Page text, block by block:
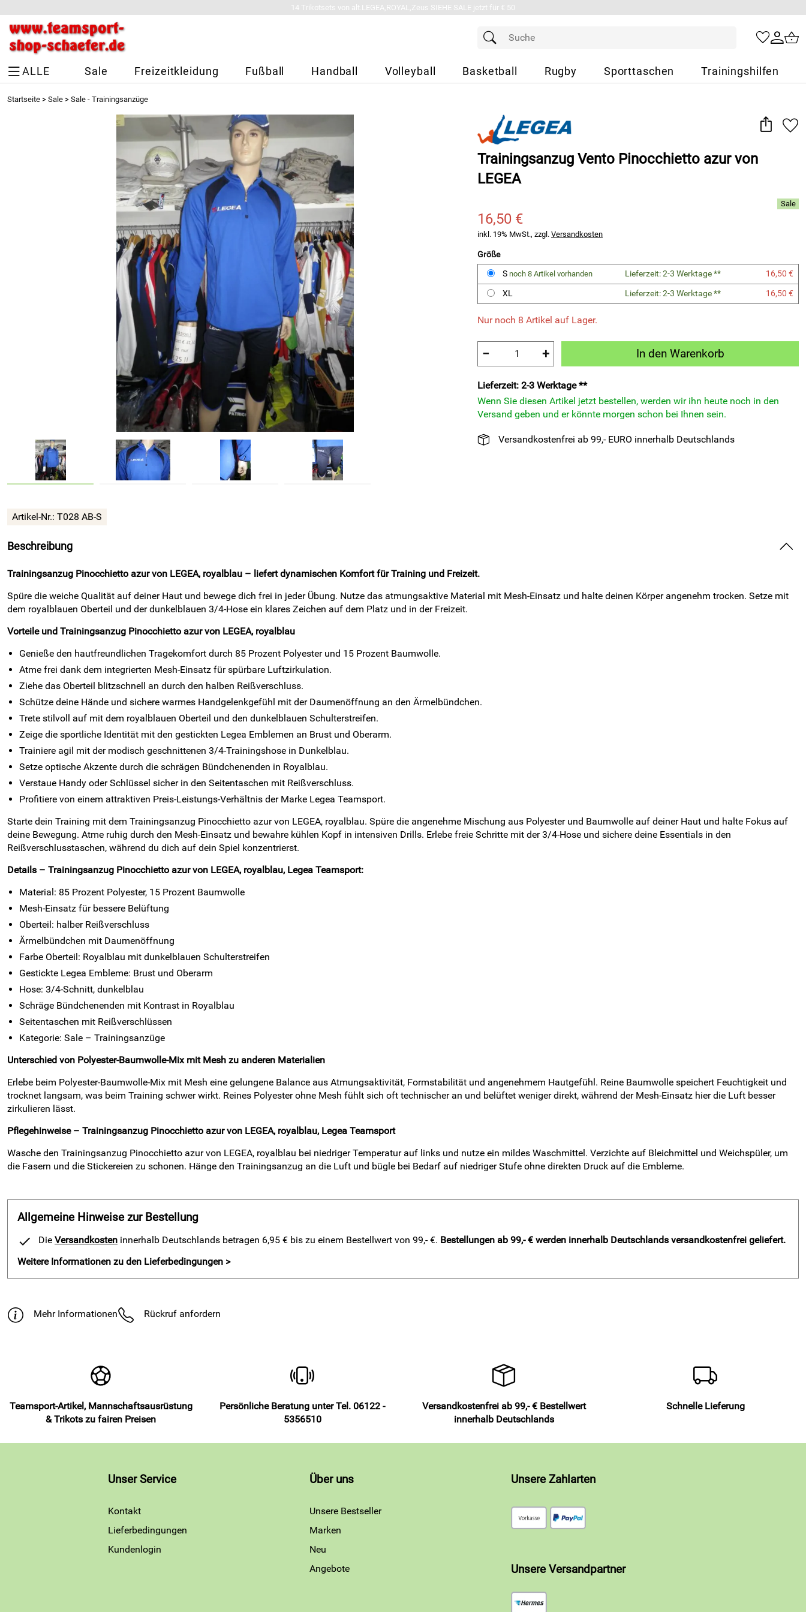
14 Trikotsets von alt.LEGEA,ROYAL,Zeus SIEHE SALE jetzt für € 50
ALLE Sale Freizeitkleidung Fußball Handball Volleyball Basketball Rugby Sporttaschen Trainingshilfen
Startseite > Sale > Sale - Trainingsanzüge
Trainingsanzug Vento Pinocchietto azur von
LEGEA
16,50 €
inkl. 19% MwSt., zzgl. Versandkosten
Größe
S noch 8 Artikel vorhanden Lieferzeit: 2-3 Werktage **
16,50 €
XL
Lieferzeit: 2-3 Werktage ** 16,50 €
Nur noch 8 Artikel auf Lager.
− + In den Warenkorb
Lieferzeit: 2-3 Werktage **
Wenn Sie diesen Artikel jetzt bestellen, werden wir ihn heute noch in den
Versand geben und er könnte morgen schon bei Ihnen sein.
Versandkostenfrei ab 99,- EURO innerhalb Deutschlands
Artikel-Nr.: T028 AB-S
Beschreibung
Trainingsanzug Pinocchietto azur von LEGEA, royalblau – liefert dynamischen Komfort für Training und Freizeit.
Spüre die weiche Qualität auf deiner Haut und bewege dich frei in jeder Übung. Nutze das atmungsaktive Material mit Mesh-Einsatz und halte deinen Körper angenehm trocken. Setze mit
dem royalblauen Oberteil und der dunkelblauen 3/4-Hose ein klares Zeichen auf dem Platz und in der Freizeit.
Vorteile und Trainingsanzug Pinocchietto azur von LEGEA, royalblau
Genieße den hautfreundlichen Tragekomfort durch 85 Prozent Polyester und 15 Prozent Baumwolle.
Atme frei dank dem integrierten Mesh-Einsatz für spürbare Luftzirkulation.
Ziehe das Oberteil blitzschnell an durch den halben Reißverschluss.
Schütze deine Hände und sichere warmes Handgelenkgefühl mit der Daumenöffnung an den Ärmelbündchen.
Trete stilvoll auf mit dem royalblauen Oberteil und den dunkelblauen Schulterstreifen.
Zeige die sportliche Identität mit den gestickten Legea Emblemen an Brust und Oberarm.
Trainiere agil mit der modisch geschnittenen 3/4-Trainingshose in Dunkelblau.
Setze optische Akzente durch die schrägen Bündchenenden in Royalblau.
Verstaue Handy oder Schlüssel sicher in den Seitentaschen mit Reißverschluss.
Profitiere von einem attraktiven Preis-Leistungs-Verhältnis der Marke Legea Teamsport.
Starte dein Training mit dem Trainingsanzug Pinocchietto azur von LEGEA, royalblau. Spüre die angenehme Mischung aus Polyester und Baumwolle auf deiner Haut und halte Fokus auf
deine Bewegung. Atme ruhig durch den Mesh-Einsatz und bewahre kühlen Kopf in intensiven Drills. Erlebe freie Schritte mit der 3/4-Hose und sichere deine Essentials in den
Reißverschlusstaschen, während du dich auf dein Spiel konzentrierst.
Details – Trainingsanzug Pinocchietto azur von LEGEA, royalblau, Legea Teamsport:
Material: 85 Prozent Polyester, 15 Prozent Baumwolle
Mesh-Einsatz für bessere Belüftung
Oberteil: halber Reißverschluss
Ärmelbündchen mit Daumenöffnung
Farbe Oberteil: Royalblau mit dunkelblauen Schulterstreifen
Gestickte Legea Embleme: Brust und Oberarm
Hose: 3/4-Schnitt, dunkelblau
Schräge Bündchenenden mit Kontrast in Royalblau
Seitentaschen mit Reißverschlüssen
Kategorie: Sale – Trainingsanzüge
Unterschied von Polyester-Baumwolle-Mix mit Mesh zu anderen Materialien
Erlebe beim Polyester-Baumwolle-Mix mit Mesh eine gelungene Balance aus Atmungsaktivität, Formstabilität und angenehmem Hautgefühl. Reine Baumwolle speichert Feuchtigkeit und
trocknet langsam, was beim Training schwer wirkt. Reines Polyester ohne Mesh fühlt sich oft technischer an und belüftet weniger direkt, während der Mesh-Einsatz hier die Luft besser
zirkulieren lässt.
Pflegehinweise – Trainingsanzug Pinocchietto azur von LEGEA, royalblau, Legea Teamsport
Wasche den Trainingsanzug Pinocchietto azur von LEGEA, royalblau bei niedriger Temperatur auf links und nutze ein mildes Waschmittel. Verzichte auf Bleichmittel und Weichspüler, um
die Fasern und die Stickereien zu schonen. Hänge den Trainingsanzug an die Luft und bügle bei Bedarf auf niedriger Stufe ohne direkten Druck auf die Embleme.
Allgemeine Hinweise zur Bestellung
Die Versandkosten innerhalb Deutschlands betragen 6,95 € bis zu einem Bestellwert von 99,- €. Bestellungen ab 99,- € werden innerhalb Deutschlands versandkostenfrei geliefert.
Weitere Informationen zu den Lieferbedingungen >
Mehr Informationen Rückruf anfordern
Teamsport-Artikel, Mannschaftsausrüstung
& Trikots zu fairen Preisen
Persönliche Beratung unter Tel. 06122 -
5356510
Versandkostenfrei ab 99,- € Bestellwert
innerhalb Deutschlands
Schnelle Lieferung
Unser Service
Kontakt
Lieferbedingungen
Kundenlogin
Über uns
Unsere Bestseller
Marken
Neu
Angebote
Unsere Zahlarten
Unsere Versandpartner